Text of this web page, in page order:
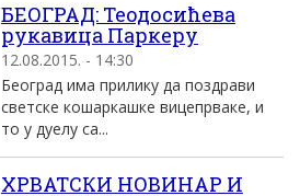
БЕОГРАД: Теодосићева
рукавица Паркеру
12.08.2015. - 14:30
Београд има прилику да поздрави
светске кошаркашке вицепрваке, и
то у дуелу са...
ХРВАТСКИ НОВИНАР И